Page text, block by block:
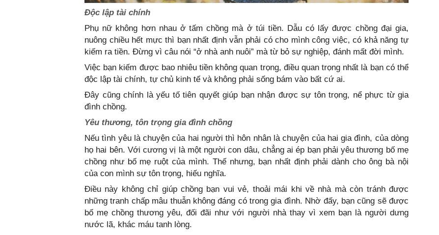
Độc lập tài chính
Phụ nữ không hơn nhau ở tấm chồng mà ở túi tiền. Dẫu có lấy được chồng đại gia,
nuông chiều hết mực thì bạn nhất định vẫn phải có cho mình công việc, có khả năng tự
kiếm ra tiền. Đừng vì câu nói “ở nhà anh nuôi” mà từ bỏ sự nghiệp, đánh mất đời mình.
Việc bạn kiếm được bao nhiêu tiền không quan trọng, điều quan trọng nhất là bạn có thể
độc lập tài chính, tự chủ kinh tế và không phải sống bám vào bất cứ ai.
Đây cũng chính là yếu tố tiên quyết giúp bạn nhận được sự tôn trọng, nể phực từ gia
đình chồng.
Yêu thương, tôn trọng gia đình chồng
Nếu tình yêu là chuyện của hai người thì hôn nhân là chuyện của hai gia đình, của dòng
họ hai bên. Với cương vị là một người con dâu, chẳng ai ép bạn phải yêu thương bố mẹ
chồng như bố mẹ ruột của mình. Thế nhưng, bạn nhất định phải dành cho ông bà nội
của con mình sự tôn trọng, hiếu nghĩa.
Điều này không chỉ giúp chồng bạn vui vẻ, thoải mái khi về nhà mà còn tránh được
những tranh chấp mâu thuẫn không đáng có trong gia đình. Nhờ đấy, bạn cũng sẽ được
bố mẹ chồng thương yêu, đối đãi như với người nhà thay vì xem bạn là người dưng
nước lã, khác máu tanh lòng.